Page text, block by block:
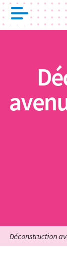
Déconstruction